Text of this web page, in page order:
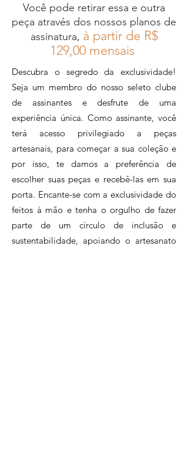
Você pode retirar essa e outra
peça através dos nossos planos de
assinatura, à partir de R$
129,00 mensais
Descubra o segredo da exclusividade!
Seja um membro do nosso seleto clube
de assinantes e desfrute de uma
experiência única. Como assinante, você
terá acesso privilegiado a peças
artesanais, para começar a sua coleção e
por isso, te damos a preferência de
escolher suas peças e recebê-las em sua
porta. Encante-se com a exclusividade do
feitos à mão e tenha o orgulho de fazer
parte de um círculo de inclusão e
sustentabilidade, apoiando o artesanato